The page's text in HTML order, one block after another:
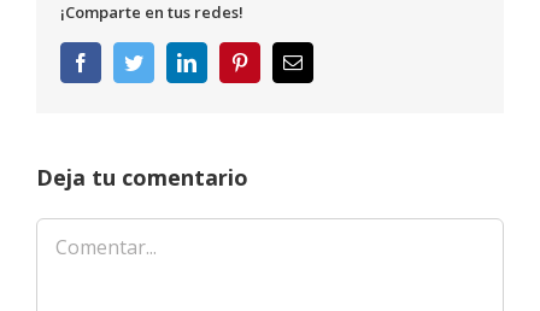
¡Comparte en tus redes!
FacebookTwitterLinkedInPinterestCorreo
electrónico
Deja tu comentario
Comentar